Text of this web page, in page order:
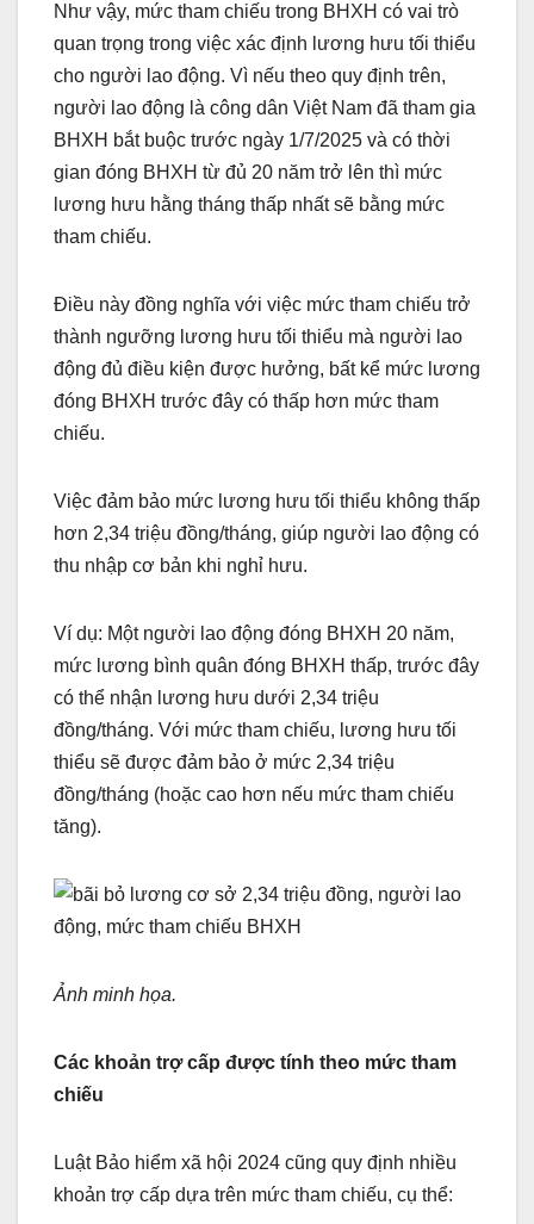
Như vậy, mức tham chiếu trong BHXH có vai trò
quan trọng trong việc xác định lương hưu tối thiểu
cho người lao động. Vì nếu theo quy định trên,
người lao động là công dân Việt Nam đã tham gia
BHXH bắt buộc trước ngày 1/7/2025 và có thời
gian đóng BHXH từ đủ 20 năm trở lên thì mức
lương hưu hằng tháng thấp nhất sẽ bằng mức
tham chiếu.
Điều này đồng nghĩa với việc mức tham chiếu trở
thành ngưỡng lương hưu tối thiểu mà người lao
động đủ điều kiện được hưởng, bất kể mức lương
đóng BHXH trước đây có thấp hơn mức tham
chiếu.
Việc đảm bảo mức lương hưu tối thiểu không thấp
hơn 2,34 triệu đồng/tháng, giúp người lao động có
thu nhập cơ bản khi nghỉ hưu.
Ví dụ: Một người lao động đóng BHXH 20 năm,
mức lương bình quân đóng BHXH thấp, trước đây
có thể nhận lương hưu dưới 2,34 triệu
đồng/tháng. Với mức tham chiếu, lương hưu tối
thiểu sẽ được đảm bảo ở mức 2,34 triệu
đồng/tháng (hoặc cao hơn nếu mức tham chiếu
tăng).
Ảnh minh họa.
Các khoản trợ cấp được tính theo mức tham
chiếu
Luật Bảo hiểm xã hội 2024 cũng quy định nhiều
khoản trợ cấp dựa trên mức tham chiếu, cụ thể: